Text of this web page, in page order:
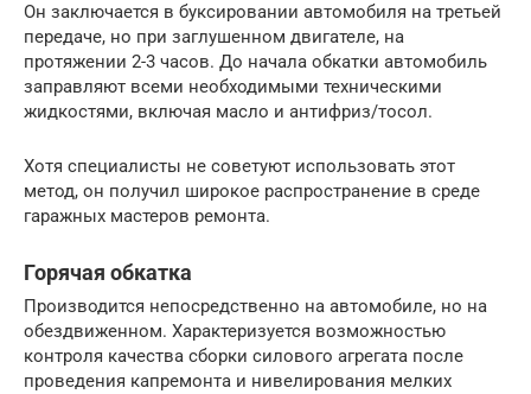
Он заключается в буксировании автомобиля на третьей
передаче, но при заглушенном двигателе, на
протяжении 2-3 часов. До начала обкатки автомобиль
заправляют всеми необходимыми техническими
жидкостями, включая масло и антифриз/тосол.
Хотя специалисты не советуют использовать этот
метод, он получил широкое распространение в среде
гаражных мастеров ремонта.
Горячая обкатка
Производится непосредственно на автомобиле, но на
обездвиженном. Характеризуется возможностью
контроля качества сборки силового агрегата после
проведения капремонта и нивелирования мелких